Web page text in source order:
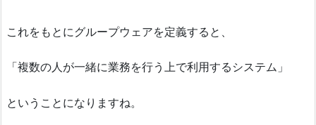
これをもとにグループウェアを定義すると、
「複数の人が一緒に業務を行う上で利用するシステム」
ということになりますね。